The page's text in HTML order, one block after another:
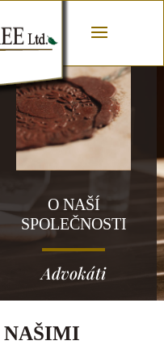
O NAŠÍ
SPOLEČNOSTI
Advokáti
NAŠIMI